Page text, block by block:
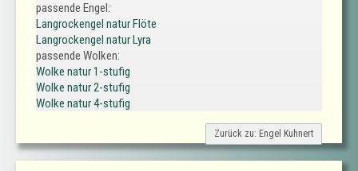
passende Engel:
Langrockengel natur Flöte
Langrockengel natur Lyra
passende Wolken:
Wolke natur 1-stufig
Wolke natur 2-stufig
Wolke natur 4-stufig
Zurück zu: Engel Kuhnert